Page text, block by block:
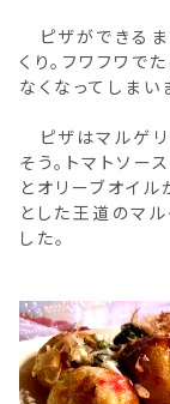
ピザができるま
くり。フワフワで
なくなってしまい
ピザはマルゲ
そう。トマトソー
とオリーブオイ
とした王道のマ
した。